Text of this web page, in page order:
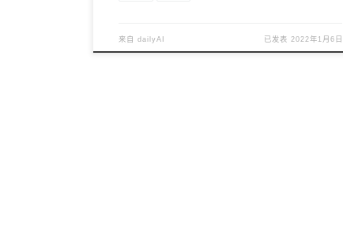
来自dailyAI 已发表 2022年1月6日